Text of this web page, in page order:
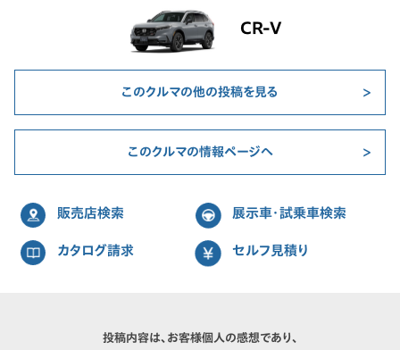
CR-V
このクルマの他の投稿を見る
このクルマの情報ページへ
販売店検索 展示車・試乗車検索
カタログ請求 セルフ見積り
投稿内容は、お客様個人の感想であり、